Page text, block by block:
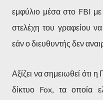
εμφύλιο μέσα στο FBI
στελέχη του γραφείου
εάν ο διευθυντής δεν
Αξίζει να σημειωθεί ότι
δίκτυο Fox, τα οποία